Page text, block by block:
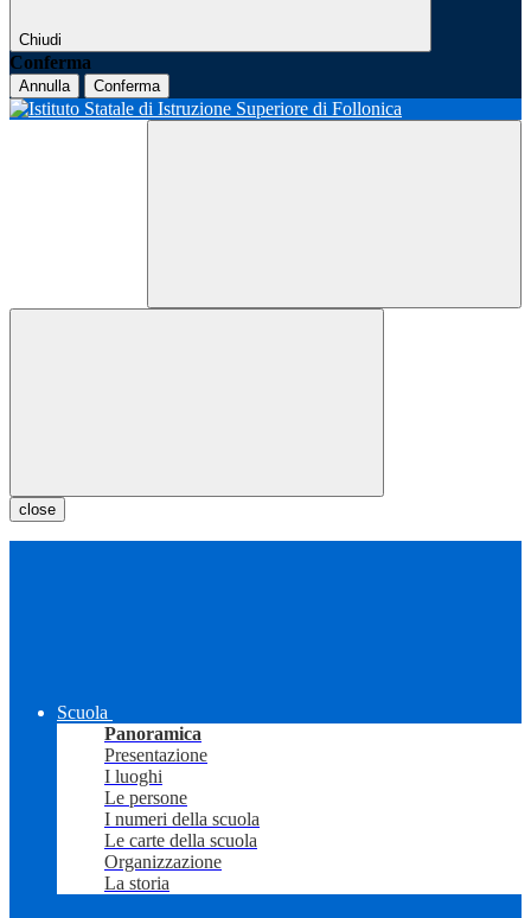
Chiudi
Conferma
Annulla Conferma
close
Scuola
Panoramica
Presentazione
I luoghi
Le persone
I numeri della scuola
Le carte della scuola
Organizzazione
La storia